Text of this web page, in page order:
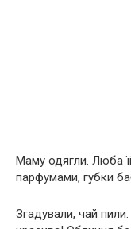
Маму одягли. Люба
парфумами, губки
Згадували, чай